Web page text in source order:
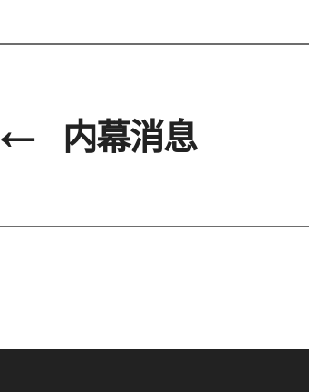
← 内幕消息